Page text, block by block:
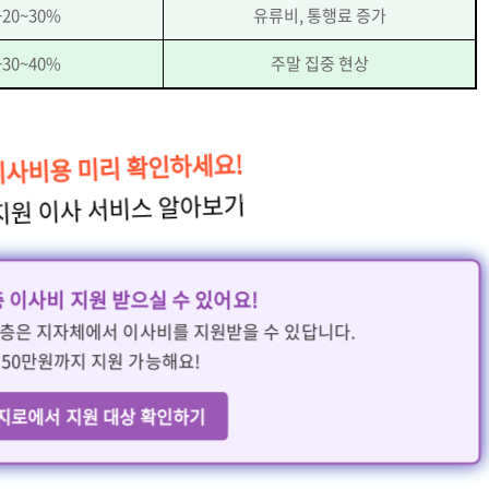
유류비, 통행료 증가
주말 집중 현상
사비용 미리 확인하세요!
원 이사 서비스 알아보기
이사비 지원 받으실 수 있어요!
은 지자체에서 이사비를 지원받을 수 있답니다.
만원까지 지원 가능해요!
로에서 지원 대상 확인하기